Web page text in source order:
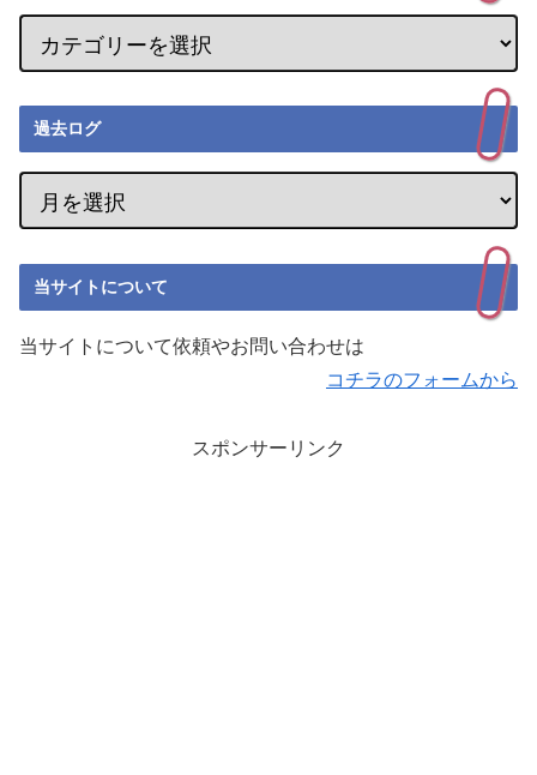
過去ログ
当サイトについて
当サイトについて依頼やお問い合わせは
コチラのフォームから
スポンサーリンク